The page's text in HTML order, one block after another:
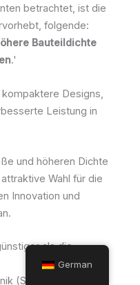
betrachtet, ist die
folgende:
Bauteildichte
.'
Designs,
Leistung in
und höheren Dichte
Wahl für die
Innovation und
als die
(SMT) ist
German